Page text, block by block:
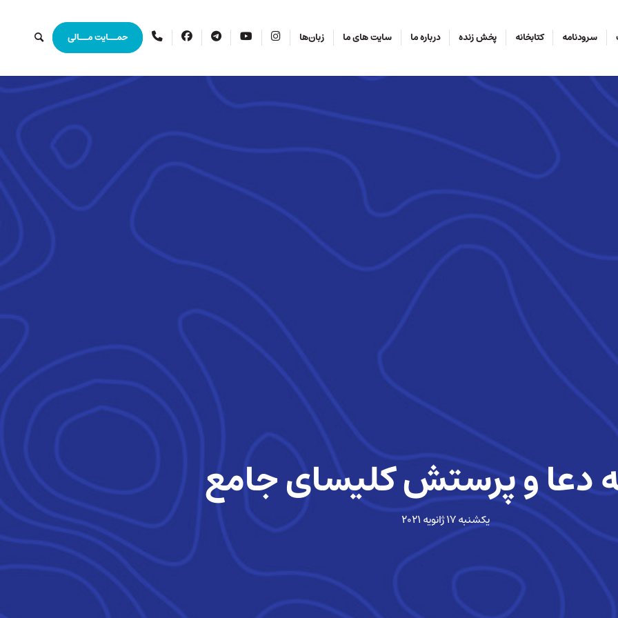
سرودنامه کتابخانه پخش زنده درباره ما سایت های ما زبان‌ها اینستاگرامیوتیوبتلگرام فیس ارتباط
ما
حمــایت مــالی
دعا و پرستش کلیسای جامع
یکشنبه ۱۷ ژانویه ۲۰۲۱